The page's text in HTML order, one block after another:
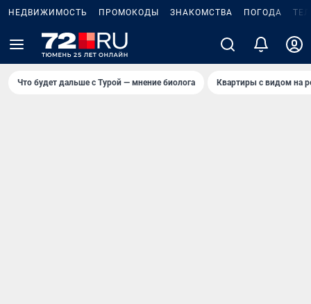
НЕДВИЖИМОСТЬ ПРОМОКОДЫ ЗНАКОМСТВА ПОГОДА
Что будет дальше с Турой — мнение биолога Квартиры с видом на